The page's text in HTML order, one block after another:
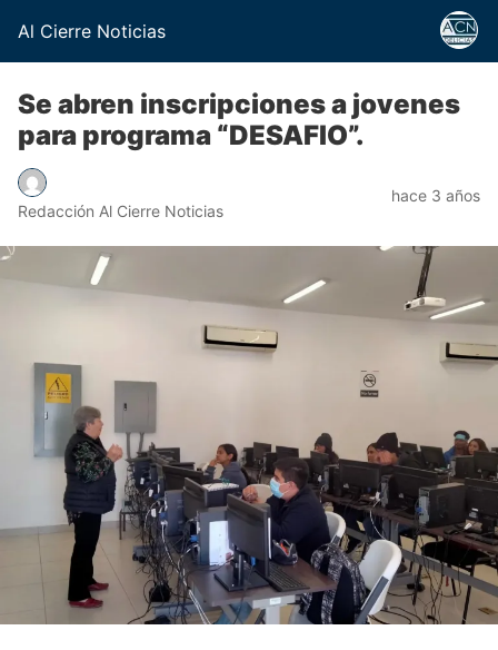
Al Cierre Noticias
Se abren inscripciones a jovenes
para programa “DESAFIO”.
Redacción Al Cierre Noticias
hace 3 años